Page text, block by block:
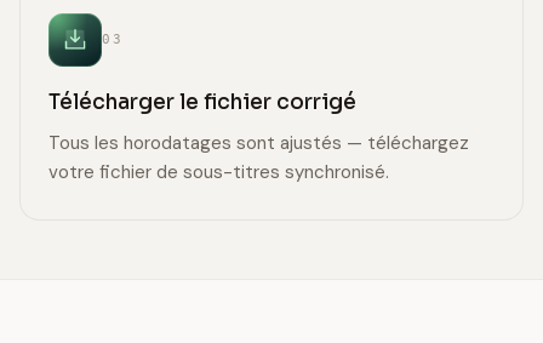
03
Télécharger le fichier corrigé
Tous les horodatages sont ajustés — téléchargez
votre fichier de sous-titres synchronisé.